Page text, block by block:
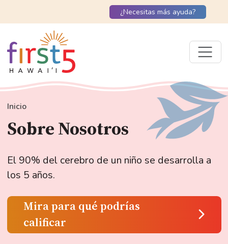
¿Necesitas más ayuda?
Inicio
Sobre Nosotros
El 90% del cerebro de un niño se desarrolla a
los 5 años.
Mira para qué podrías
calificar